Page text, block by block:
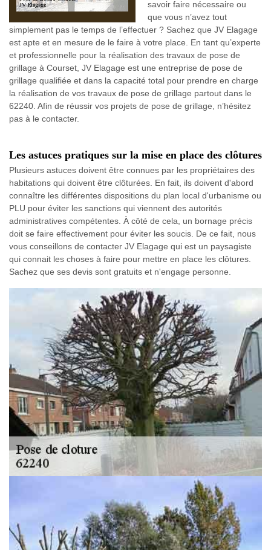
savoir faire nécessaire ou
que vous n’avez tout
simplement pas le temps de l’effectuer ? Sachez que JV Elagage
est apte et en mesure de le faire à votre place. En tant qu’experte
et professionnelle pour la réalisation des travaux de pose de
grillage à Courset, JV Elagage est une entreprise de pose de
grillage qualifiée et dans la capacité total pour prendre en charge
la réalisation de vos travaux de pose de grillage partout dans le
62240. Afin de réussir vos projets de pose de grillage, n’hésitez
pas à le contacter.
Les astuces pratiques sur la mise en place des clôtures
Plusieurs astuces doivent être connues par les propriétaires des
habitations qui doivent être clôturées. En fait, ils doivent d'abord
connaître les différentes dispositions du plan local d'urbanisme ou
PLU pour éviter les sanctions qui viennent des autorités
administratives compétentes. À côté de cela, un bornage précis
doit se faire effectivement pour éviter les soucis. De ce fait, nous
vous conseillons de contacter JV Elagage qui est un paysagiste
qui connait les choses à faire pour mettre en place les clôtures.
Sachez que ses devis sont gratuits et n'engage personne.